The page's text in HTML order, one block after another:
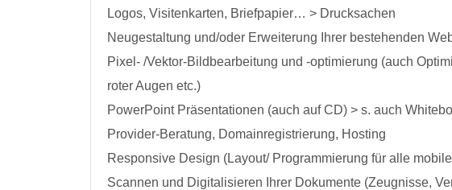
Logos, Visitenkarten, Briefpapier… > Drucksachen
Neugestaltung und/oder Erweiterung Ihrer bestehenden
Pixel- /Vektor-Bildbearbeitung und -optimierung (auch
roter Augen etc.)
PowerPoint Präsentationen (auch auf CD) > s. auch
Provider-Beratung, Domainregistrierung, Hosting
Responsive Design (Layout/ Programmierung für alle
Scannen und Digitalisieren Ihrer Dokumente (Zeugnisse,